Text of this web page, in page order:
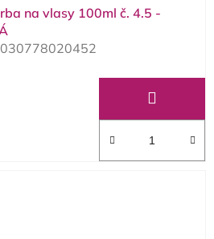
na vlasy 100ml č. 4.5 -